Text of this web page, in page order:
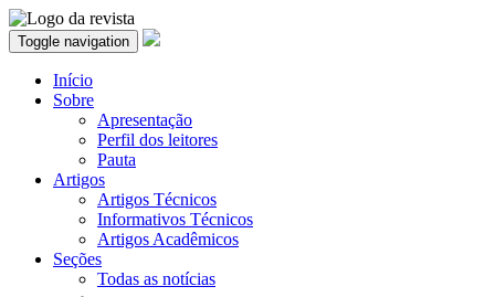
Toggle navigation
Início
Sobre
Apresentação
Perfil dos leitores
Pauta
Artigos
Artigos Técnicos
Informativos Técnicos
Artigos Acadêmicos
Seções
Todas as notícias